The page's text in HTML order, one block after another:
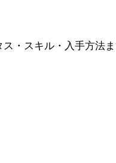
・スキル・入手方法